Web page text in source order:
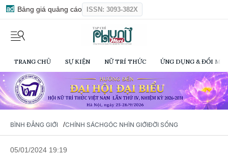
Bảng giá quảng cáo ISSN: 3093-382X
TRANG CHỦ SỰ KIỆN NỮ TRÍ THỨC ỨNG DỤNG & ĐỔI
BÌNH ĐẲNG GIỚI /CHÍNH SÁCHGÓC NHÌN GIỚIĐỜI SỐNG
05/01/2024 19:19